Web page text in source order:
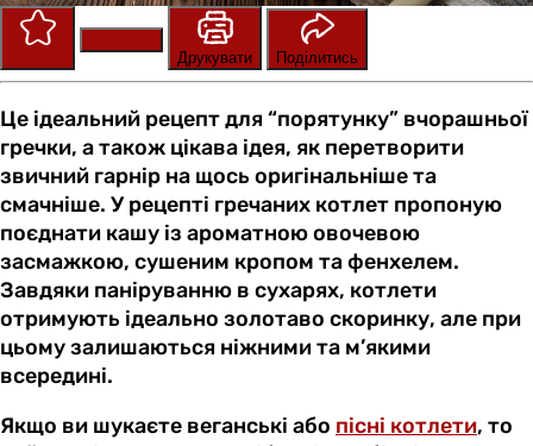
Друкувати
Поділитись
Це ідеальний рецепт для “порятунку” вчорашньої
гречки, а також цікава ідея, як перетворити
звичний гарнір на щось оригінальніше та
смачніше. У рецепті гречаних котлет пропоную
поєднати кашу із ароматною овочевою
засмажкою, сушеним кропом та фенхелем.
Завдяки паніруванню в сухарях, котлети
отримують ідеально золотаво скоринку, але при
цьому залишаються ніжними та м’якими
всередині.
Якщо ви шукаєте веганські або пісні котлети, то